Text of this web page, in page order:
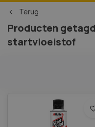
Terug
Producten
startvloeistof